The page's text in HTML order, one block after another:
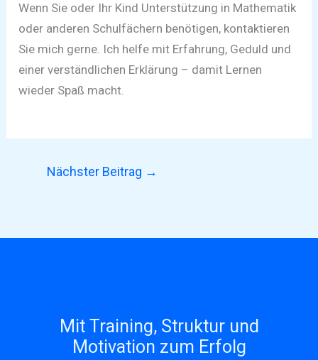
Wenn Sie oder Ihr Kind Unterstützung in Mathematik
oder anderen Schulfächern benötigen, kontaktieren
Sie mich gerne. Ich helfe mit Erfahrung, Geduld und
einer verständlichen Erklärung – damit Lernen
wieder Spaß macht.
Nächster Beitrag →
Mit Training, Struktur und
Motivation zum Erfolg